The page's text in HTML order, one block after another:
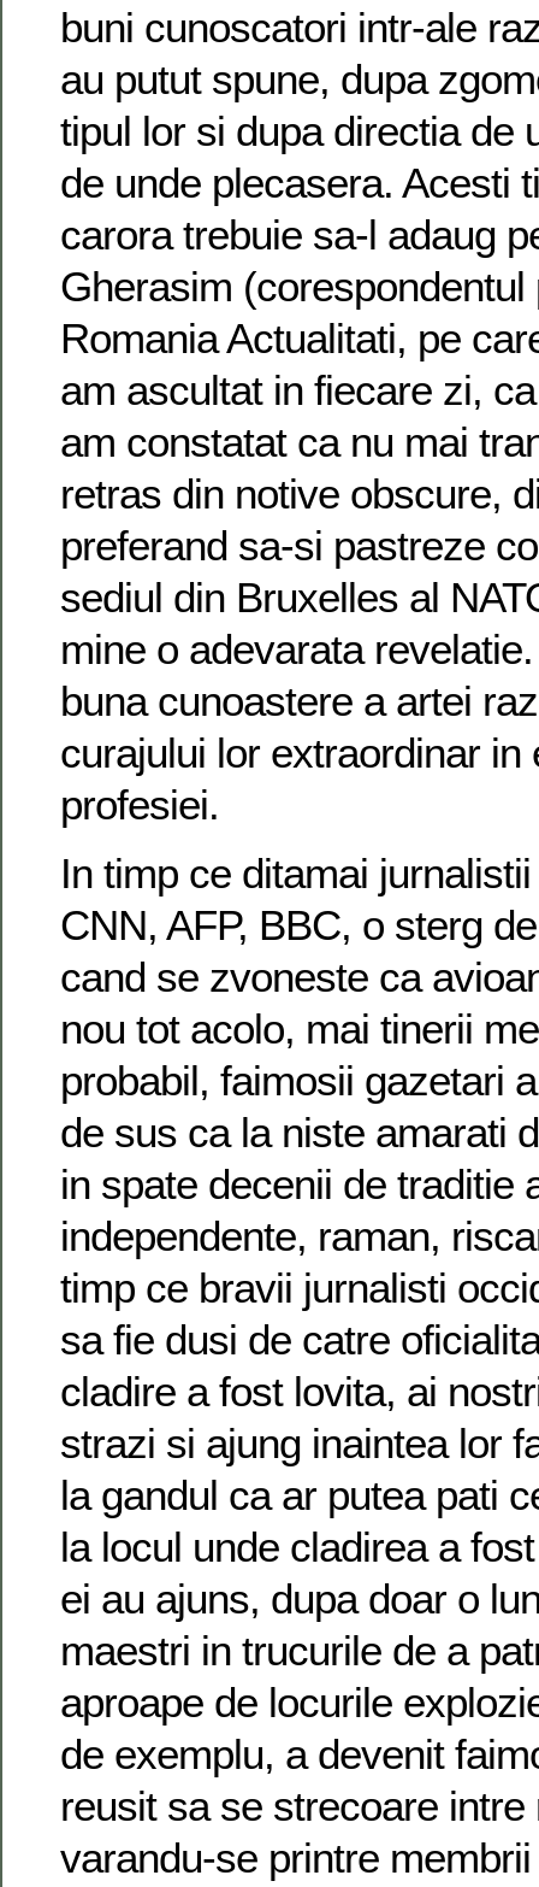
buni cunoscatori intr-ale
au putut spune, dupa
tipul lor si dupa directia de
de unde plecasera. Acesti
carora trebuie sa-l adaug
Gherasim (corespondentul
Romania Actualitati, pe
am ascultat in fiecare zi,
am constatat ca nu mai
retras din notive obscure,
preferand sa-si pastreze
sediul din Bruxelles al
mine o adevarata
buna cunoastere a artei
curajului lor extraordinar in
profesiei.
In timp ce ditamai
CNN, AFP, BBC, o sterg
cand se zvoneste ca
nou tot acolo, mai tinerii
probabil, faimosii gazetari
de sus ca la niste amarati
in spate decenii de traditie
independente, raman,
timp ce bravii jurnalisti
sa fie dusi de catre
cladire a fost lovita, ai
strazi si ajung inaintea lor
la gandul ca ar putea pati
la locul unde cladirea a
ei au ajuns, dupa doar o
maestri in trucurile de a
aproape de locurile
de exemplu, a devenit
reusit sa se strecoare
varandu-se printre